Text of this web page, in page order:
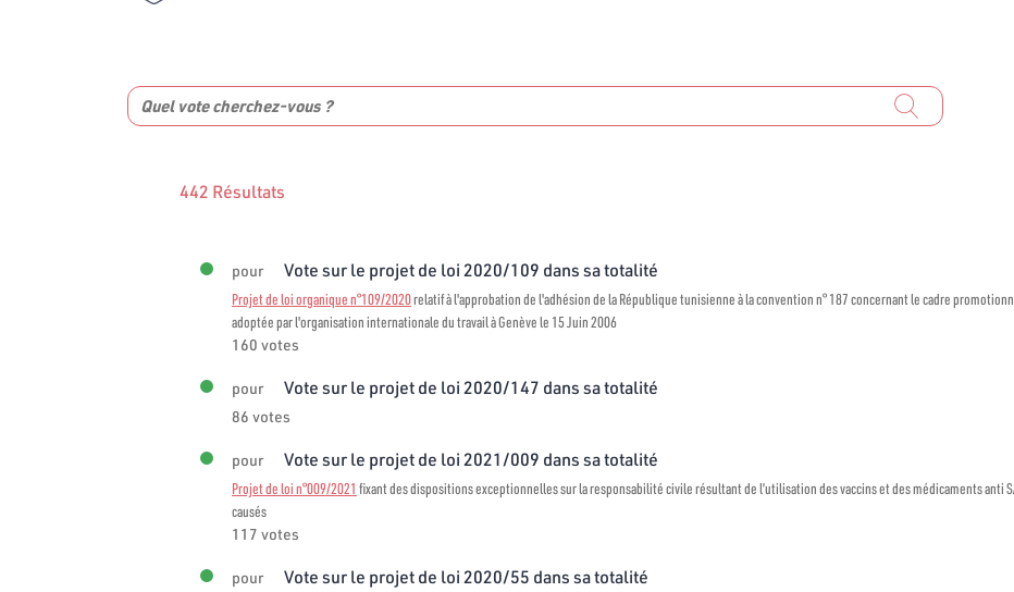
442 Résultats
pour Vote sur le projet de loi 2020/109 dans sa totalité
Projet de loi organique n°109/2020relatif à l'approbation de l'adhésion de la République tunisienne à la convention n° 187 concernant le cadre
adoptée par l'organisation internationale du travail à Genève le 15 Juin 2006
160 votes
pour Vote sur le projet de loi 2020/147 dans sa totalité
86 votes
pour Vote sur le projet de loi 2021/009 dans sa totalité
Projet de loi n°009/2021 fixant des dispositions exceptionnelles sur la responsabilité civile résultant de l’utilisation des vaccins et des médicaments anti
causés
117 votes
pour Vote sur le projet de loi 2020/55 dans sa totalité